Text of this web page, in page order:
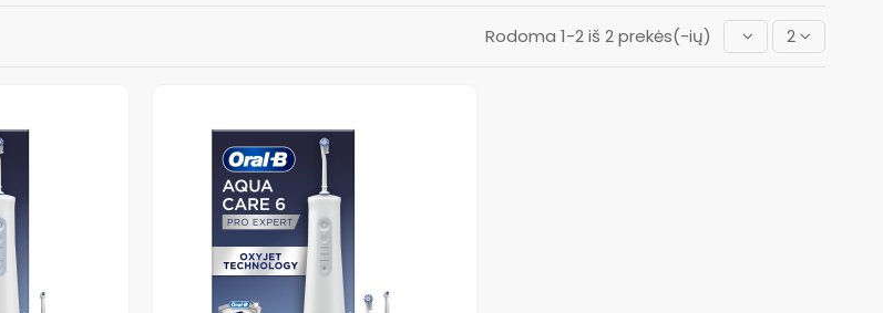
Rodoma 1-2 iš 2 prekės(-ių) 2